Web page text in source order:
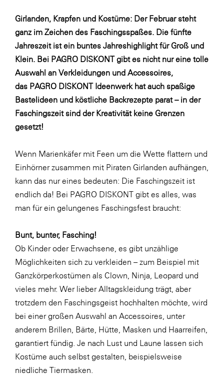
OMV
OptimaMed
PHH Rechtsanwält:innen
Primark
Salesforce
SeneCura
SKINUANCE®
Somfy
SPIEGLTEC
STIHL Tirol
Trend Micro
TAG GmbH
VALETTA
Verband Druck Medien Österreich
Wirtschaftskammer Salzburg
WKS Fachgruppe Fahrzeughandel und
Girlanden, Krapfen und Kostüme: Der Februar steht
ganz im Zeichen des Faschingsspaßes. Die fünfte
Jahreszeit ist ein buntes Jahreshighlight für Groß und
Klein. Bei PAGRO DISKONTgibt es nicht nur eine tolle
Auswahl an Verkleidungen und Accessoires,
das PAGRO DISKONT Ideenwerkhat auch spaßige
Bastelideen und köstliche Backrezepte parat – in der
Faschingszeit sind der Kreativität keine Grenzen
gesetzt!
Wenn Marienkäfer mit Feen um die Wette flattern und
Einhörner zusammen mit Piraten Girlanden aufhängen,
kann das nur eines bedeuten: Die Faschingszeit ist
endlich da! Bei PAGRO DISKONT gibt es alles, was
man für ein gelungenes Faschingsfest braucht:
Bunt, bunter, Fasching!
Ob Kinder oder Erwachsene, es gibt unzählige
Möglichkeiten sich zu verkleiden – zum Beispiel mit
Ganzkörperkostümen als Clown, Ninja, Leopard und
vieles mehr. Wer lieber Alltagskleidung trägt, aber
trotzdem den Faschingsgeist hochhalten möchte, wird
bei einer großen Auswahl an Accessoires, unter
anderem Brillen, Bärte, Hütte, Masken und Haarreifen,
garantiert fündig. Je nach Lust und Laune lassen sich
Kostüme auch selbst gestalten, beispielsweise
niedliche Tiermasken